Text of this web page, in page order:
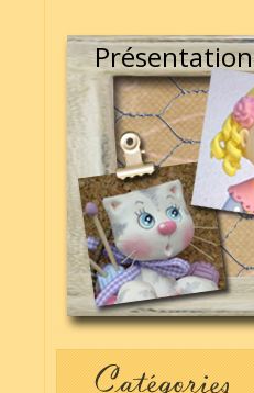
Présentation